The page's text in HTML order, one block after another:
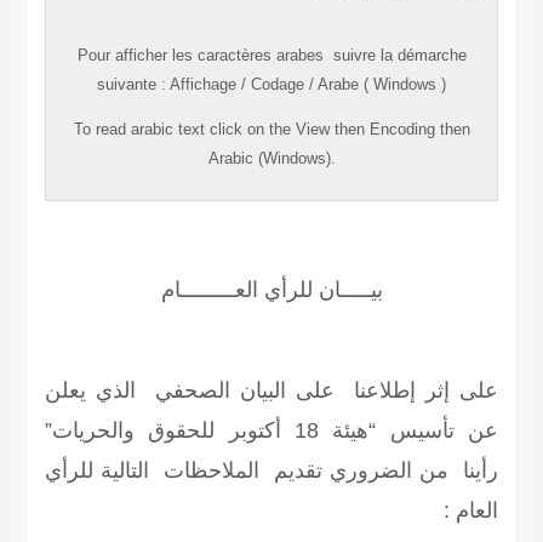
Pour afficher les caractères arabes suivre la démarche
suivante : Affichage /Codage /Arabe ( Windows )
To read arabic text click on the ViewthenEncoding then
Arabic (Windows).
بيـــــان للرأي العـــــــــام
على إثر إطلاعنا على البيان الصحفي الذي يعلن
عن تأسيس “هيئة 18 أكتوبر للحقوق والحريات”
رأينا من الضروري تقديم الملاحظات التالية للرأي
العام :